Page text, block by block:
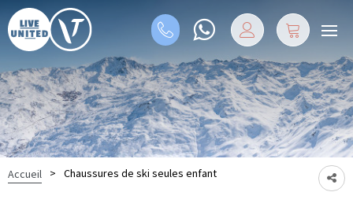
Accueil > Chaussures de ski seules enfant